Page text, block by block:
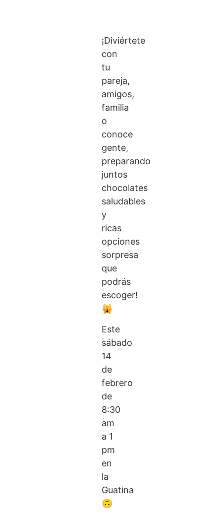
¡Diviértete
con
tu
pareja,
amigos,
familia
o
conoce
gente,
preparando
juntos
chocolates
saludables
y
ricas
opciones
sorpresa
que
podrás
escoger!
🙀
Este
sábado
14
de
febrero
de
8:30
am
a 1
pm
en
la
Guatina
🙃